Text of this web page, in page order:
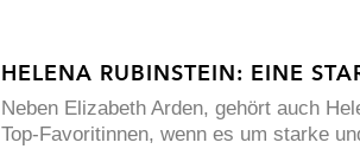
HELENA RUBINSTEIN: EINE
Neben Elizabeth Arden, gehört auch
Top-Favoritinnen, wenn es um starke